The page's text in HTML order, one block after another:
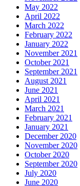
May 2022
April 2022
March 2022
February 2022
January 2022
November 2021
October 2021
September 2021
August 2021
June 2021
April 2021
March 2021
February 2021
January 2021
December 2020
November 2020
October 2020
September 2020
July 2020
June 2020